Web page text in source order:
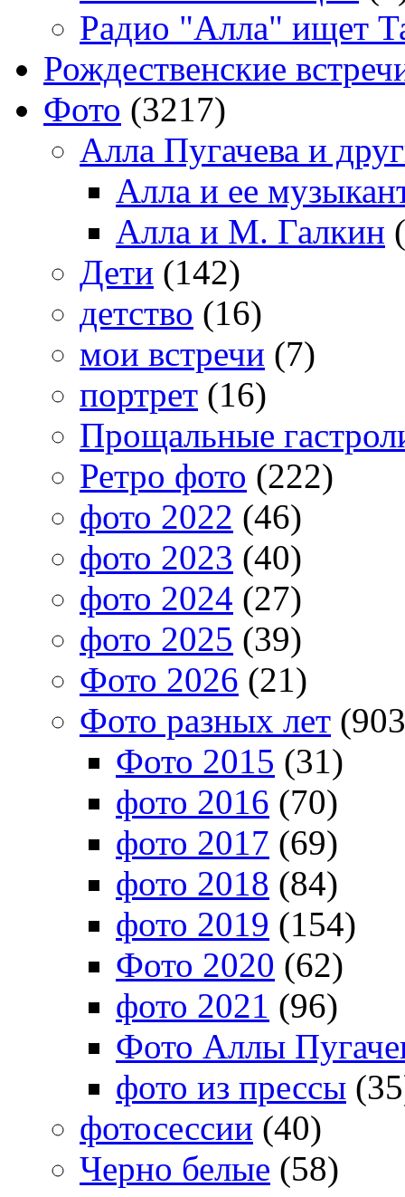
Радио "Алла" ищет
Рождественские
Фото (3217)
Алла Пугачева и
Алла и ее
Алла и М. Галкин
Дети (142)
детство (16)
мои встречи (7)
портрет (16)
Прощальные
Ретро фото (222)
фото 2022 (46)
фото 2023 (40)
фото 2024 (27)
фото 2025 (39)
Фото 2026 (21)
Фото разных лет
Фото 2015 (31)
фото 2016 (70)
фото 2017 (69)
фото 2018 (84)
фото 2019 (154)
Фото 2020 (62)
фото 2021 (96)
Фото Аллы
фото из прессы
фотосессии (40)
Черно белые (58)